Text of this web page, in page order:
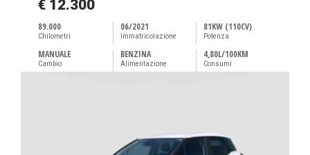
€ 12.300
89.000
Chilometri
06/2021
Immatricolazione
81KW (110CV)
Potenza
MANUALE
Cambio
BENZINA
Alimentazione
4,80L/100KM
Consumi